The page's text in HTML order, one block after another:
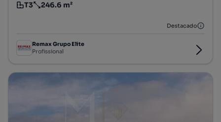
Tipologia
T3
Preço por metro quadrado
246.6 m²
Destacado
Remax Grupo Elite
Profissional